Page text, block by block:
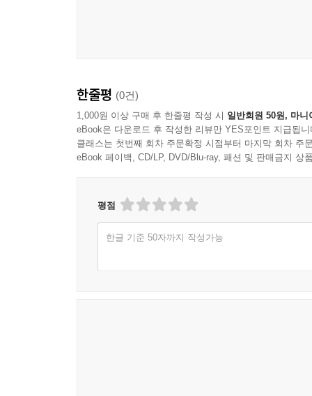
한줄평 (0건)
1,000원 이상 구매 후 한줄평 작성 시 일반회원 50원, 마니
eBook은 다운로드 후 작성한 리뷰만 YES포인트 지급됩니
클래스는 첫번째 회차 주문확정 시점부터 마지막 회차 주
eBook 페이백, CD/LP, DVD/Blu-ray, 패션 및 판매금지 상
평점
한글 기준 50자까지 작성가능